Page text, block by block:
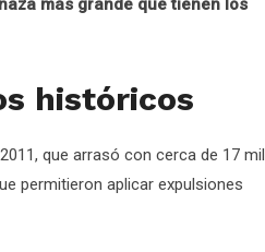
más grande que tienen los
históricos
que arrasó con cerca de 17 mil
permitieron aplicar expulsiones